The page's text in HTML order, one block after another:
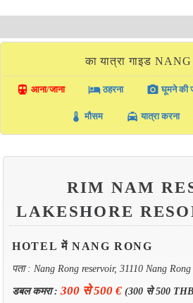
का यात्रा गाइड
directions_transit आना/जाना local_hotelठहरना photo_camera घूमने की
thermostat मौसम local_taxi यात्रा करना
RIM NAM
LAKESHORE
HOTEL में NANG RONG
पता : Nang Rong reservoir, 31110 Nang Rong
डबल कमरा : 300 से 500 €(300 से 500